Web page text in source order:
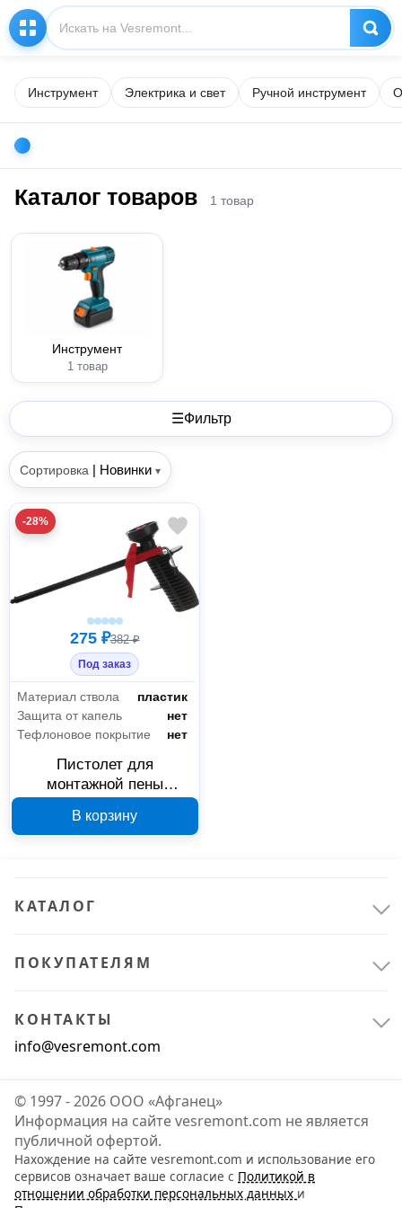
Инструмент Электрика и свет Ручной инструмент
Каталог товаров 1 товар
Инструмент
1 товар
☰Фильтр
Сортировка | Новинки ▾
-28%
275 ₽382 ₽
Под заказ
Материал ствола
пластик
Защита от капель
нет
Тефлоновое покрытие
нет
Пистолет для
монтажной пены
В корзину
КАТАЛОГ
ПОКУПАТЕЛЯМ
КОНТАКТЫ
info@vesremont.com
© 1997 - 2026 ООО «Афганец»
Информация на сайте vesremont.com не является
публичной офертой.
Нахождение на сайте vesremont.com и использование его
сервисов означает ваше согласие с Политикой в
отношении обработки персональных данных и